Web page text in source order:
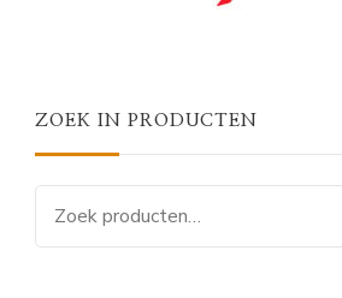
ZOEK IN PRODUCTEN